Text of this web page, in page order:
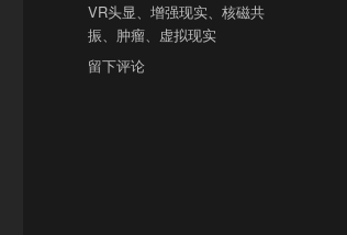
VR头显、增强现实、核磁共
振、 肿瘤、 虚拟现实
于
留下评论